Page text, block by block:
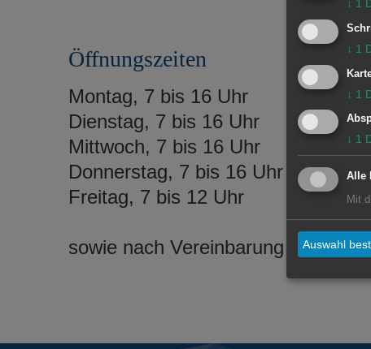
Öffnungszeiten
Montag, 7 bis 16 Uhr
Dienstag, 7 bis 16 Uhr
Mittwoch, 7 bis 16 Uhr
Donnerstag, 7 bis 16 Uhr
Freitag, 7 bis 12 Uhr
sowie nach Vereinbarung
↓ 1
↓ 1
↓ 1
↓ 1
Alle
Mit
Auswahl